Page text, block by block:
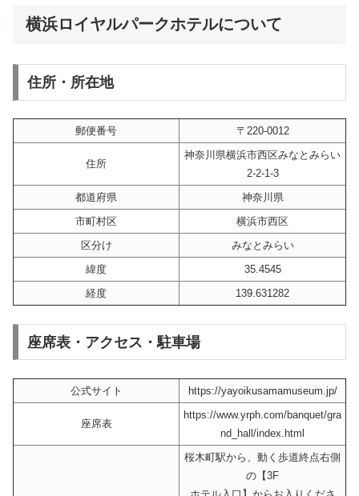
横浜ロイヤルパークホテルについて
住所・所在地
郵便番号 〒220-0012
住所
神奈川県横浜市西区みなとみらい
2-2-1-3
都道府県
神奈川県
市町村区
横浜市西区
区分け
みなとみらい
緯度
35.4545
経度
139.631282
座席表・アクセス・駐車場
公式サイト https://yayoikusamamuseum.jp/
座席表
https://www.yrph.com/banquet/gra
nd_hall/index.html
桜木町駅から、動く歩道終点右側
の【3F